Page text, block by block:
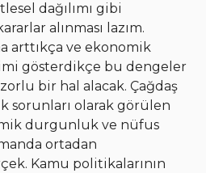
dağılımı gibi
alınması lazım.
arttıkça ve ekonomik
gösterdikçe bu dengeler
bir hal alacak. Çağdaş
sorunları olarak görülen
durgunluk ve nüfus
ortadan
Kamu politikalarının